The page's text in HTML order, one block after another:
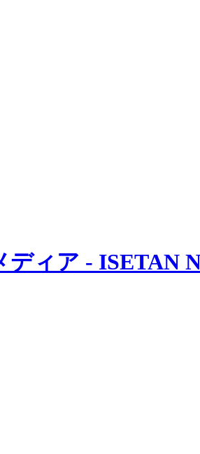
ィア - ISETAN